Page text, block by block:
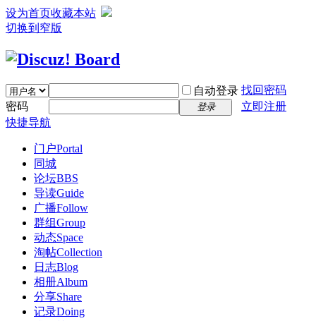
设为首页收藏本站
切换到窄版
自动登录 找回密码
密码
登录
立即注册
快捷导航
门户Portal
同城
论坛BBS
导读Guide
广播Follow
群组Group
动态Space
淘帖Collection
日志Blog
相册Album
分享Share
记录Doing